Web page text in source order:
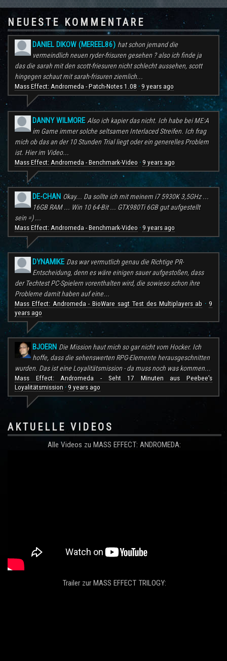
NEUESTE KOMMENTARE
DANIEL DIKOW (MEREEL86) hat schon jemand die
vermeindlich neuen ryder-frisuren gesehen ? also ich finde ja
das die sarah mit den scott-friesuren nicht schlecht aussehen, scott
hingegen schaut mit sarah-frisuren ziemlich...
Mass Effect: Andromeda - Patch-Notes 1.08 · 9 years ago
DANNY WILMORE Also ich kapier das nicht. Ich habe bei ME:A
im Game immer solche seltsamen Interlaced Streifen. Ich frag
mich ob das an der 10 Stunden Trial liegt oder ein generelles Problem
ist. Hier im Video...
Mass Effect: Andromeda - Benchmark-Video · 9 years ago
DE-CHAN Okay... Da sollte ich mit meinem i7 5930K 3,5GHz ...
16GB RAM ... Win 10 64-Bit ... GTX980Ti 6GB gut aufgestellt
sein =) ...
Mass Effect: Andromeda - Benchmark-Video · 9 years ago
DYNAMIKE Das war vermutlich genau die Richtige PR-
Entscheidung, denn es wäre einigen sauer aufgestoßen, dass
der Techtest PC-Spielern vorenthalten wird, die sowieso schon ihre
Probleme damit haben auf eine...
Mass Effect: Andromeda - BioWare sagt Test des Multiplayers ab ·9
years ago
BJOERN Die Mission haut mich so gar nicht vom Hocker. Ich
hoffe, dass die sehenswerten RPG-Elemente herausgeschnitten
wurden. Das ist eine Loyalitätsmission - da muss noch was kommen...
Mass Effect: Andromeda - Seht 17 Minuten aus Peebee's
Loyalitätsmission · 9 years ago
AKTUELLE VIDEOS
Alle Videos zu MASS EFFECT: ANDROMEDA:
Trailer zur MASS EFFECT TRILOGY: